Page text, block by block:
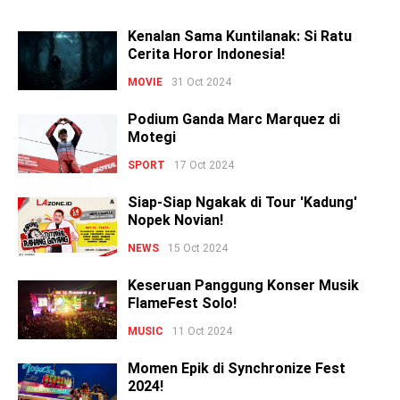
Kenalan Sama Kuntilanak: Si Ratu
Cerita Horor Indonesia!
MOVIE 31 Oct 2024
Podium Ganda Marc Marquez di
Motegi
SPORT 17 Oct 2024
Siap-Siap Ngakak di Tour 'Kadung'
Nopek Novian!
NEWS 15 Oct 2024
Keseruan Panggung Konser Musik
FlameFest Solo!
MUSIC 11 Oct 2024
Momen Epik di Synchronize Fest
2024!